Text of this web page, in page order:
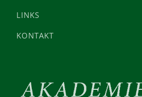
LINKS
KONTAKT